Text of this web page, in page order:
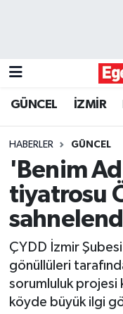
GÜNCEL İZMİR
HABERLER GÜNCEL
'Benim
tiyatrosu
ÇYDD İzmir
gönüllüleri
sorumluluk projesi
köyde büyük ilgi
GÜNCEL
İZMİR
ÖZEL HABER
Programlar
SPOR